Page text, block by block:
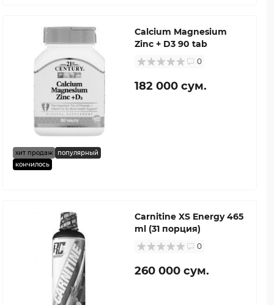
хит продаж
популярный
кончилось
Calcium Magnesium
Zinc + D3 90 tab
0
182 000 сум.
Carnitine XS Energy 465
ml (31 порция)
0
260 000 сум.